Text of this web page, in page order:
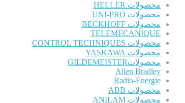
محصولات HELLER
محصولات UNI-PRO
محصولات BECKHOFF
TELEMECANIQUE
محصولات CONTROL TECHNIQUES
محصولات YASKAWA
محصولاتGILDEMEISTER
Allen Bradley
Radio-Energie
محصولات ABB
محصولات ANILAM